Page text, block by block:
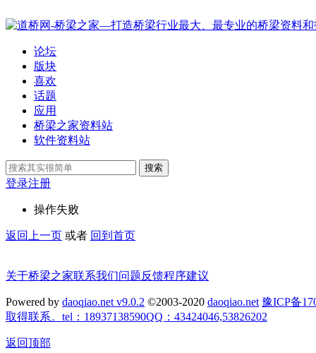
论坛
版块
喜欢
话题
应用
桥梁之家资料站
软件资料站
搜索
登录注册
操作失败
返回上一页 或者 回到首页
关于桥梁之家联系我们问题反馈程序建议
Powered by daoqiao.net v9.0.2 ©2003-2020 daoqiao.net 豫ICP备
取得联系。tel：18937138590QQ：43424046,53826202
返回顶部